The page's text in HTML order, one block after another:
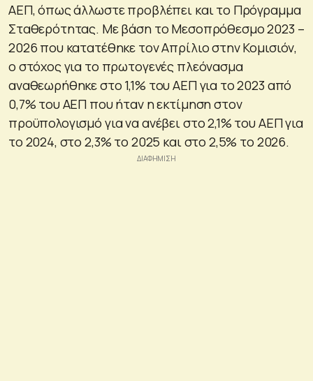
ΑΕΠ, όπως άλλωστε προβλέπει και το Πρόγραμμα
Σταθερότητας. Με βάση το Μεσοπρόθεσμο 2023 –
2026 που κατατέθηκε τον Απρίλιο στην Κομισιόν,
ο στόχος για το πρωτογενές πλεόνασμα
αναθεωρήθηκε στο 1,1% του ΑΕΠ για το 2023 από
0,7% του ΑΕΠ που ήταν η εκτίμηση στον
προϋπολογισμό για να ανέβει στο 2,1% του ΑΕΠ για
το 2024, στο 2,3% το 2025 και στο 2,5% το 2026.